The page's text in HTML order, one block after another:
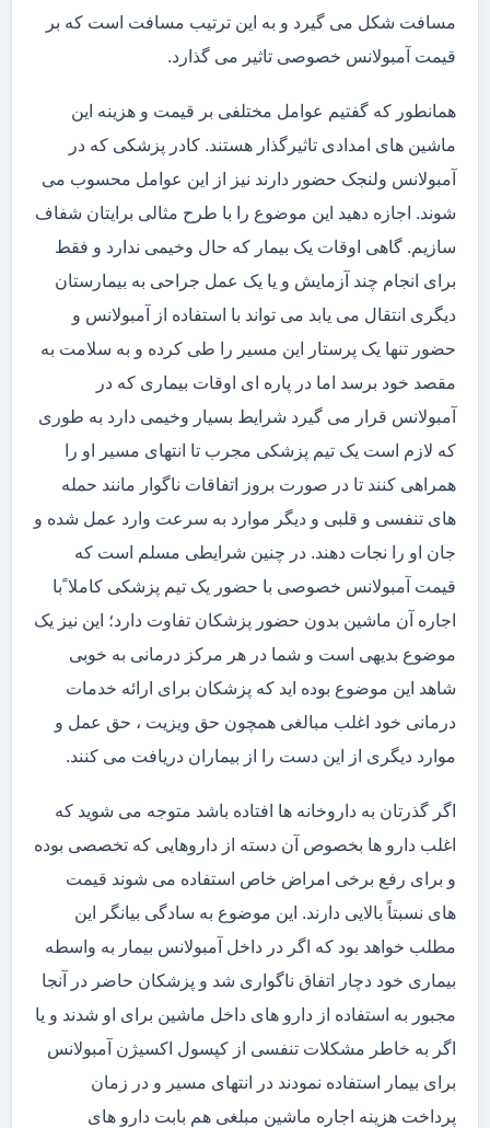
مسافت شکل می گیرد و به این ترتیب مسافت است که بر
قیمت آمبولانس خصوصی تاثیر می گذارد.
همانطور که گفتیم عوامل مختلفی بر قیمت و هزینه این
ماشین های امدادی تاثیرگذار هستند. کادر پزشکی که در
آمبولانس ولنجک حضور دارند نیز از این عوامل محسوب می
شوند. اجازه دهید این موضوع را با طرح مثالی برایتان شفاف
سازیم. گاهی اوقات یک بیمار که حال وخیمی ندارد و فقط
برای انجام چند آزمایش و یا یک عمل جراحی به بیمارستان
دیگری انتقال می یابد می تواند با استفاده از آمبولانس و
حضور تنها یک پرستار این مسیر را طی کرده و به سلامت به
مقصد خود برسد اما در پاره ای اوقات بیماری که در
آمبولانس قرار می گیرد شرایط بسیار وخیمی دارد به طوری
که لازم است یک تیم پزشکی مجرب تا انتهای مسیر او را
همراهی کنند تا در صورت بروز اتفاقات ناگوار مانند حمله
های تنفسی و قلبی و دیگر موارد به سرعت وارد عمل شده و
جان او را نجات دهند. در چنین شرایطی مسلم است که
قیمت آمبولانس خصوصی با حضور یک تیم پزشکی کاملا ًبا
اجاره آن ماشین بدون حضور پزشکان تفاوت دارد؛ این نیز یک
موضوع بدیهی است و شما در هر مرکز درمانی به خوبی
شاهد این موضوع بوده اید که پزشکان برای ارائه خدمات
درمانی خود اغلب مبالغی همچون حق ویزیت ، حق عمل و
موارد دیگری از این دست را از بیماران دریافت می کنند.
اگر گذرتان به داروخانه ها افتاده باشد متوجه می شوید که
اغلب دارو ها بخصوص آن دسته از داروهایی که تخصصی بوده
و برای رفع برخی امراض خاص استفاده می شوند قیمت
های نسبتاً بالایی دارند. این موضوع به سادگی بیانگر این
مطلب خواهد بود که اگر در داخل آمبولانس بیمار به واسطه
بیماری خود دچار اتفاق ناگواری شد و پزشکان حاضر در آنجا
مجبور به استفاده از دارو های داخل ماشین برای او شدند و یا
اگر به خاطر مشکلات تنفسی از کپسول اکسیژن آمبولانس
برای بیمار استفاده نمودند در انتهای مسیر و در زمان
پرداخت هزینه اجاره ماشین مبلغی هم بابت دارو های